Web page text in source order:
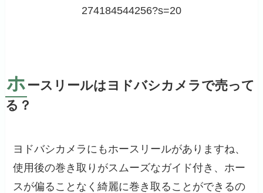
274184544256?s=20
ホ ースリールはヨドバシカメラで売って
る？
ヨドバシカメラにもホースリールがありますね、
使用後の巻き取りがスムーズなガイド付き、ホー
スが偏ることなく綺麗に巻き取ることができるの